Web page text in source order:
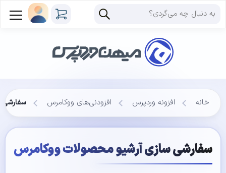
خانه افزونه وردپرس افزودنی‌های ووکامرس سفارشی
سفارشی سازی آرشیو محصولات ووکامرس